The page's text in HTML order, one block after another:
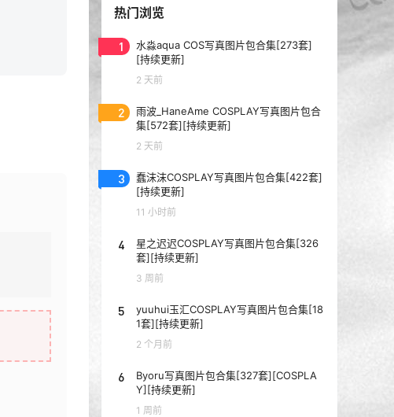
热门浏览
1
水淼aqua COS写真图片包合集[273套]
[持续更新]
2 天前
2
雨波_HaneAme COSPLAY写真图片包合
集[572套][持续更新]
2 天前
3
蠢沫沫COSPLAY写真图片包合集[422套]
[持续更新]
11 小时前
4
星之迟迟COSPLAY写真图片包合集[326
套][持续更新]
3 周前
5
yuuhui玉汇COSPLAY写真图片包合集[18
1套][持续更新]
2 个月前
6
Byoru写真图片包合集[327套][COSPLA
Y][持续更新]
1 周前